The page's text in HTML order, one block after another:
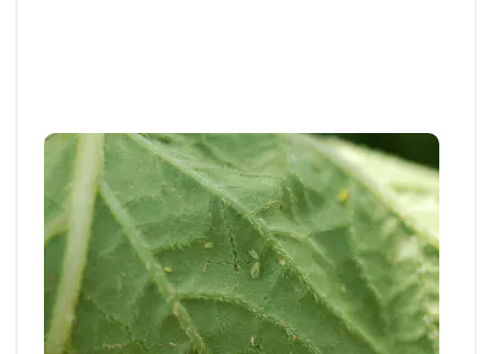
Articles et actus techniques
Pommes de terre : les bons réflexes face
aux pucerons
La situation pucerons peut être préoccupante avec
des individus déjà présentes en grand...
21 MAI 2026